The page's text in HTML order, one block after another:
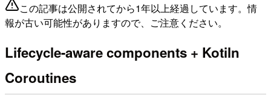
この記事は公開されてから1年以上経過しています。情
報が古い可能性がありますので、ご注意ください。
Lifecycle-aware components + Kotiln
Coroutines